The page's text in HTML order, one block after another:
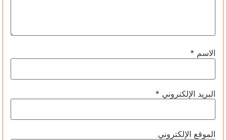
الاسم *
البريد الإلكتروني *
الموقع الإلكتروني